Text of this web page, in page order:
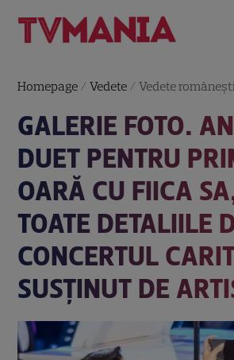
Homepage /Vedete /Vedete româneşti
GALERIE FOTO.
DUET PENTRU
OARĂ CU FIICA
TOATE DETALIILE
CONCERTUL
SUSȚINUT DE